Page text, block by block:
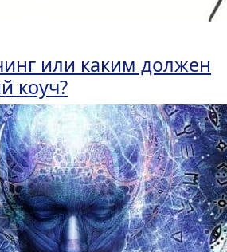
или каким должен
коуч?